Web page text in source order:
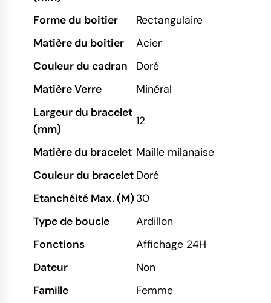
Forme du boitier
Rectangulaire
Matière du boitier
Acier
Couleur du cadran
Doré
Matière Verre
Minéral
Largeur du bracelet
(mm)
12
Matière du bracelet Maille milanaise
Couleur du bracelet Doré
Etanchéité Max. (M)30
Type de boucle
Ardillon
Fonctions
Affichage 24H
Dateur
Non
Famille
Femme